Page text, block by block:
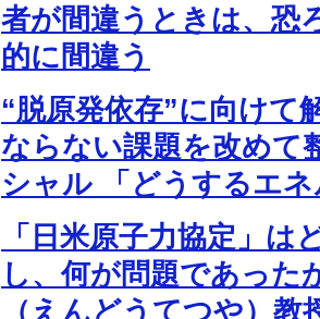
者が間違うときは、恐
的に間違う
“脱原発依存”に向けて
ならない課題を改めて
シャル 「どうするエ
「日米原子力協定」は
し、何が問題であった
（えんどうてつや）教